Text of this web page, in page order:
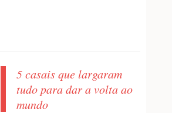
5 casais que largaram
tudo para dar a volta ao
mundo